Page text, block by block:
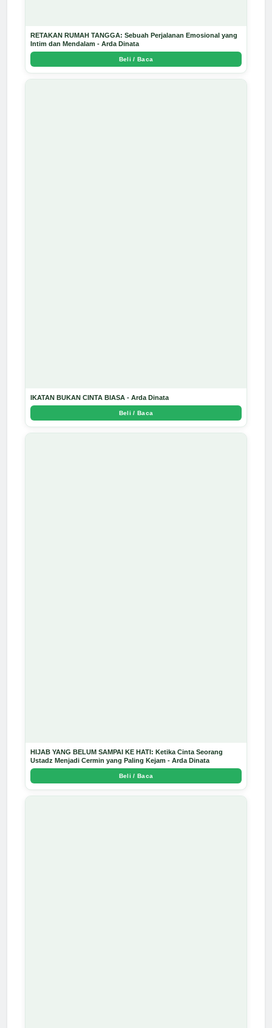
RETAKAN RUMAH TANGGA: Sebuah Perjalanan Emosional yang
Intim dan Mendalam - Arda Dinata
Beli / Baca
IKATAN BUKAN CINTA BIASA - Arda Dinata
Beli / Baca
HIJAB YANG BELUM SAMPAI KE HATI: Ketika Cinta Seorang
Ustadz Menjadi Cermin yang Paling Kejam - Arda Dinata
Beli / Baca